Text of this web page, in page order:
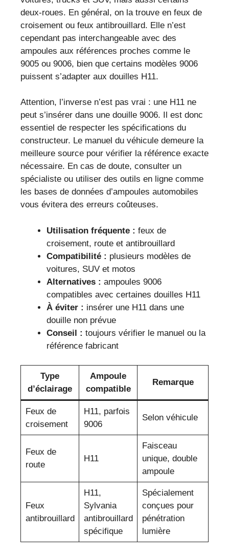
deux-roues. En général, on la trouve en feux de
croisement ou feux antibrouillard. Elle n’est
cependant pas interchangeable avec des
ampoules aux références proches comme le
9005 ou 9006, bien que certains modèles 9006
puissent s’adapter aux douilles H11.
Attention, l’inverse n’est pas vrai : une H11 ne
peut s’insérer dans une douille 9006. Il est donc
essentiel de respecter les spécifications du
constructeur. Le manuel du véhicule demeure la
meilleure source pour vérifier la référence exacte
nécessaire. En cas de doute, consulter un
spécialiste ou utiliser des outils en ligne comme
les bases de données d’ampoules automobiles
vous évitera des erreurs coûteuses.
Utilisation fréquente : feux de
croisement, route et antibrouillard
Compatibilité : plusieurs modèles de
voitures, SUV et motos
Alternatives : ampoules 9006
compatibles avec certaines douilles H11
À éviter : insérer une H11 dans une
douille non prévue
Conseil : toujours vérifier le manuel ou la
référence fabricant
Type
d’éclairage
Ampoule
compatible
Remarque
Feux de
croisement
H11, parfois
9006
Selon véhicule
Feux de
route
H11
Faisceau
unique, double
ampoule
Feux
antibrouillard
H11,
Sylvania
antibrouillard
spécifique
Spécialement
conçues pour
pénétration
lumière